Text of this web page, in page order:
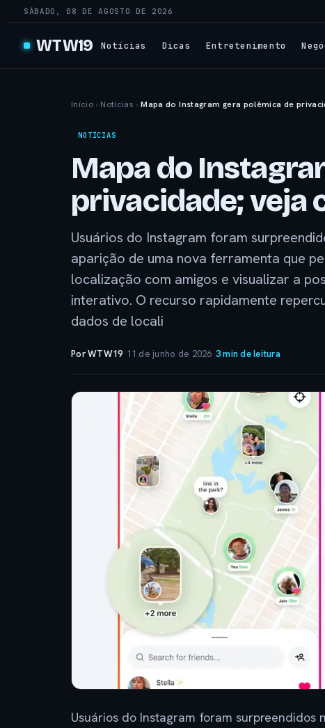
SÁBADO, 08 DE AGOSTO DE 2026
WTW19 Notícias Dicas Entretenimento
Início › Notícias › Mapa do Instagram gera polêmica de
NOTÍCIAS
Mapa do
privacidade; veja
Usuários do Instagram foram
aparição de uma nova ferramenta que
localização com amigos e visualizar a
interativo. O recurso rapidamente
dados de locali
Por WTW19· 11 de junho de 2026·3 min de leitura
Usuários do Instagram foram